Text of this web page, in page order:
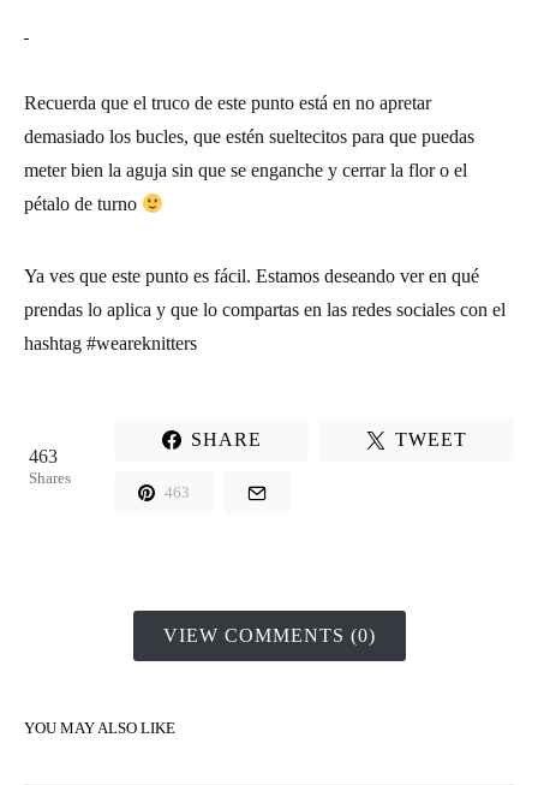
Recuerda que el truco de este punto está en no apretar
demasiado los bucles, que estén sueltecitos para que puedas
meter bien la aguja sin que se enganche y cerrar la flor o el
pétalo de turno
Ya ves que este punto es fácil. Estamos deseando ver en qué
prendas lo aplica y que lo compartas en las redes sociales con el
hashtag #weareknitters
463
Shares
SHARE TWEET
463
VIEW COMMENTS (0)
YOU MAY ALSO LIKE